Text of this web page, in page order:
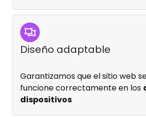
Diseño adaptable
Garantizamos que el sitio web
funcione correctamente en los
dispositivos